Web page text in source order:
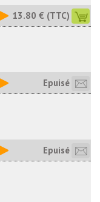
13.80 € (TTC)
Epuisé
Epuisé